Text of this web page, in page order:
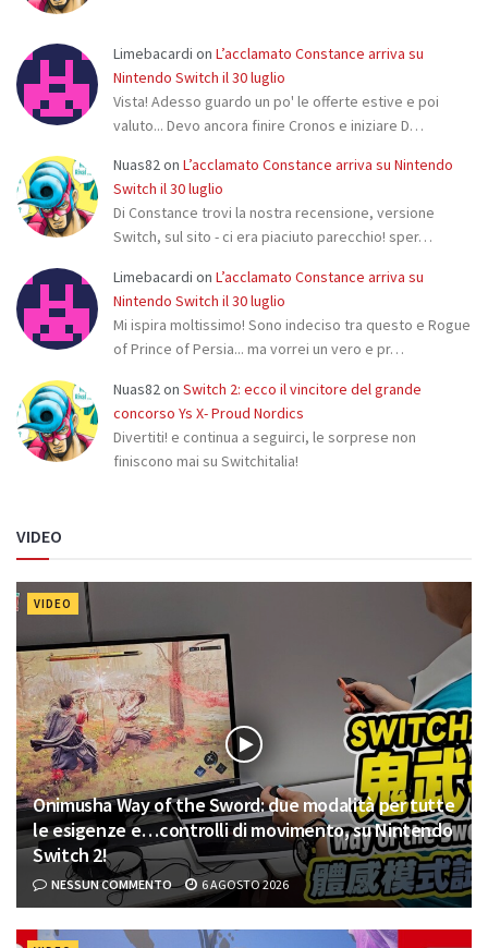
Limebacardi on L’acclamato Constance arriva su
Nintendo Switch il 30 luglio
Vista! Adesso guardo un po' le offerte estive e poi
valuto... Devo ancora finire Cronos e iniziare D…
Nuas82on L’acclamato Constance arriva su Nintendo
Switch il 30 luglio
Di Constance trovi la nostra recensione, versione
Switch, sul sito - ci era piaciuto parecchio! sper…
Limebacardi on L’acclamato Constance arriva su
Nintendo Switch il 30 luglio
Mi ispira moltissimo! Sono indeciso tra questo e Rogue
of Prince of Persia... ma vorrei un vero e pr…
Nuas82on Switch 2: ecco il vincitore del grande
concorso Ys X- Proud Nordics
Divertiti! e continua a seguirci, le sorprese non
finiscono mai su Switchitalia!
VIDEO
VIDEO
Onimusha Way of the Sword: due modalità per tutte
le esigenze e…controlli di movimento, su Nintendo
Switch 2!
NESSUN COMMENTO 6 AGOSTO 2026